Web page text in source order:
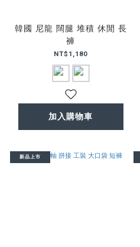
韓國 尼龍 闊腿 堆積 休閒 長
褲
NT$1,180
加入購物車
新品上市